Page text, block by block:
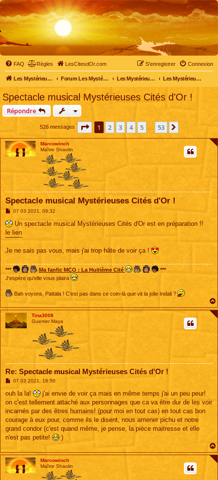
FAQ Règles LesCitesdOr.com Connexion
S’enregistrer
Les Mystérieuses Cités d'Or - LesCitesdOr.com Forum Les Mystérieuses Cités d'Or Les Mystérieuses Cités d'Or Les Mystérieuses Cités d'Or : saison 1 (1983)
Spectacle musical Mystérieuses Cités d'Or !
Répondre
526 messages Page 1sur53
1 2 3 4 5 53
Marcowinch
Maître Shaolin
Spectacle musical Mystérieuses Cités d'Or !
M
s
s
a
07 03 2021, 09:32
Un spectacle musical Mystérieuses Cités d'Or est en préparation !!
le lien
Je ne sais pas vous, mais j'ai trop hâte de voir ça !
*** Ma fanfic MCO : La Huitième Cité
***
J'espère qu'elle vous plaira
Bah voyons, Pattala ! C'est pas dans ce coin-là que vit la jolie Indali ?
Tina3008
Guerrier Maya
Re: Spectacle musical Mystérieuses Cités d'Or !
M
s
a
g
07 03 2021, 18:50
ouh la la!
j'ai envie de voir ça mais en même temps j'ai un peu peur!
on c'est tellement attaché aux personnages que ca va être dur de les voir
incarnés par des êtres humains! (pour moi en tout cas) en tout cas bon
courage à eux pour, comme ils le disent, nous amener pichu et notre
grand condor (c'est quand même, je pense, la pièce maitresse et elle
n'est pas petite!
)
Marcowinch
Maître Shaolin